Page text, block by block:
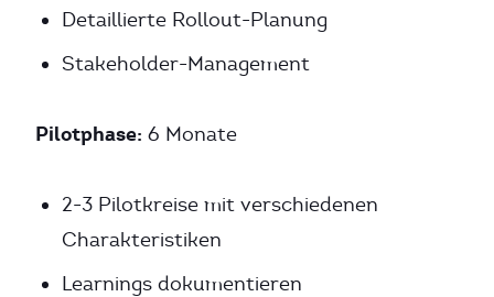
Detaillierte Rollout-Planung
Stakeholder-Management
Pilotphase: 6 Monate
2-3 Pilotkreise mit verschiedenen
Charakteristiken
Learnings dokumentieren